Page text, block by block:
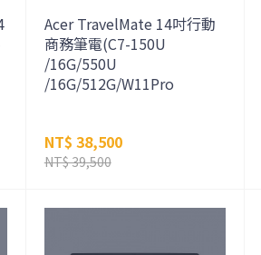
Acer TravelMate 14吋行動
商務筆電(C7-150U
/16G/550U
/16G/512G/W11Pro
NT$ 38,500
NT$ 39,500